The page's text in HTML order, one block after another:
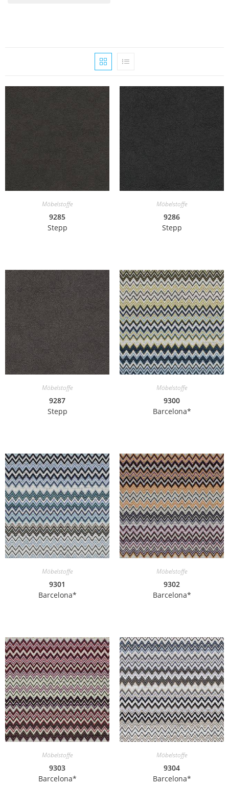
Möbelstoffe
9285
Stepp
Möbelstoffe
9286
Stepp
Möbelstoffe
9287
Stepp
Möbelstoffe
9300
Barcelona*
Möbelstoffe
9301
Barcelona*
Möbelstoffe
9302
Barcelona*
Möbelstoffe
9303
Barcelona*
Möbelstoffe
9304
Barcelona*